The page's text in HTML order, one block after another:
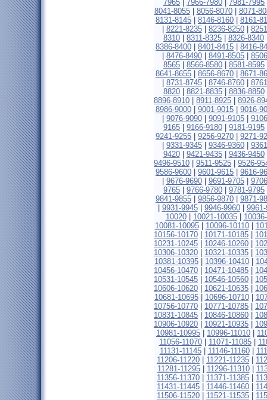
7965
7966-7980 7981-7995
8041-8055| 8056-8070| 8071-
8131-8145
8146-8160
8161-
8221-8235| 8236-8250|
8310
8311-8325 8326-8340
8386-8400
8401-8415
8416-
8476-8490| 8491-8505|
8565
8566-8580 8581-8595
8641-8655
8656-8670
8671-
8731-8745| 8746-8760|
8820| 8821-8835| 8836-8850
8896-8910
8911-8925
8926-
8986-9000
9001-9015
9016-
9076-9090| 9091-9105|
9165
9166-9180 9181-9195
9241-9255
9256-9270
9271-
9331-9345| 9346-9360|
9420| 9421-9435| 9436-9450
9496-9510
9511-9525
9526-
9586-9600
9601-9615
9616-
9676-9690| 9691-9705|
9765
9766-9780 9781-9795
9841-9855
9856-9870
9871-
9931-9945| 9946-9960|
10020| 10021-10035|
10081-10095| 10096-10110|
10156-10170
10171-10185
10231-10245
10246-10260
10306-10320
10321-10335
10381-10395| 10396-10410|
10456-10470
10471-10485
10531-10545
10546-10560
10606-10620
10621-10635
10681-10695| 10696-10710|
10756-10770
10771-10785
10831-10845
10846-10860
10906-10920
10921-10935
10981-10995
10996-11010
11056-11070| 11071-11085|
11131-11145| 11146-11160|
11206-11220
11221-11235
11281-11295| 11296-11310|
11356-11370
11371-11385
11431-11445
11446-11460
11506-11520
11521-11535